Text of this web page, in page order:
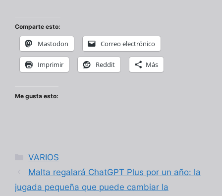
Comparte esto:
Mastodon Correo electrónico
Imprimir Reddit Más
Me gusta esto:
Categorías
VARIOS
Malta regalará ChatGPT Plus por un año: la
jugada pequeña que puede cambiar la